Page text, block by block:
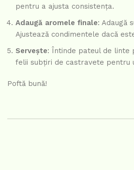
pentru a ajusta consistența.
Adaugă aromele finale: Adaugă
Ajustează condimentele dacă
Servește: Întinde pateul de linte
felii subțiri de castravete pentru
Poftă bună!